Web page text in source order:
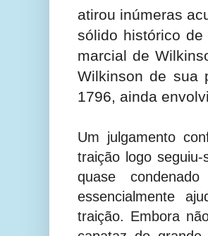
atirou inúmeras
sólido histórico
marcial de
Wilkinson de sua
1796, ainda
Um julgamento
traição logo
quase
essencialmente
traição. Embora